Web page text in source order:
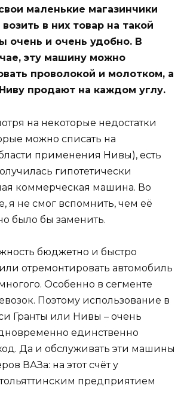
маленькие магазинчики
в них товар на такой
очень и очень удобно. В
эту машину можно
проволокой и молотком, а
продают на каждом углу.
на некоторые недостатки
можно списать на
применения Нивы), есть
гипотетически
коммерческая машина. Во
я не смог вспомнить, чем её
было бы заменить.
бюджетно и быстро
отремонтировать автомобиль
Особенно в сегменте
Поэтому использование в
Гранты или Нивы – очень
единственно
Да и обслуживать эти машины
ВАЗа: на этот счёт у
предприятием